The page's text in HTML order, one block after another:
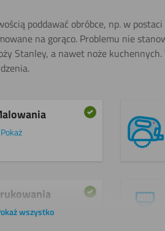
poddawać obróbce, np. w
na gorąco. Problemu nie
Stanley, a nawet noże
Pokaż
wszystko